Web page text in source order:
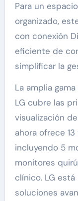
Para un
organizado,
con conexión
eficiente de
simplificar la
La amplia
LG cubre las
visualización
ahora ofrece
incluyendo 5
monitores
clínico. LG
soluciones